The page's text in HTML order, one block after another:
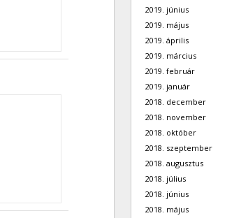
2019. június
2019. május
2019. április
2019. március
2019. február
2019. január
2018. december
2018. november
2018. október
2018. szeptember
2018. augusztus
2018. július
2018. június
2018. május